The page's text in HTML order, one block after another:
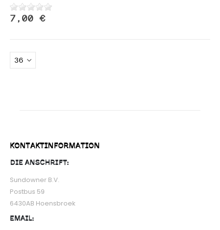
7,00 €
KONTAKTINFORMATION
DIE ANSCHRIFT:
Sundowner B.V.
Postbus 59
6430AB Hoensbroek
EMAIL: